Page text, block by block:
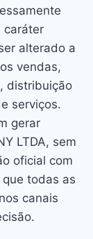
caráter
alterado a
vendas,
distribuição
serviços.
gerar
LTDA, sem
oficial com
todas as
canais